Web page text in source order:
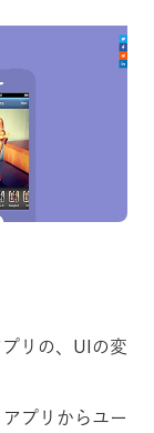
リの、UIの変
プリからユー